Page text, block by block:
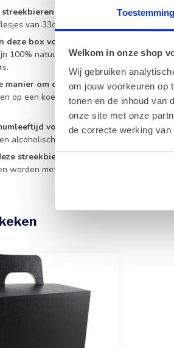
Toestemming
Welkom in onze shop
Wij gebruiken
om jouw voorkeuren op
tonen en de inhoud van
onze site met onze
de correcte werking
box?
van 33cl met vier verschillende
deze box volledig natuurlijk?
100% natuurlijk en worden gebrouwen
manier om deze bieren te bewaren?
op een koele, donkere plaats, bij
voor aankoop?
alcoholische dranken aan personen onder
streekbieren gebrouwen?
worden met hoogwaardige Belgische